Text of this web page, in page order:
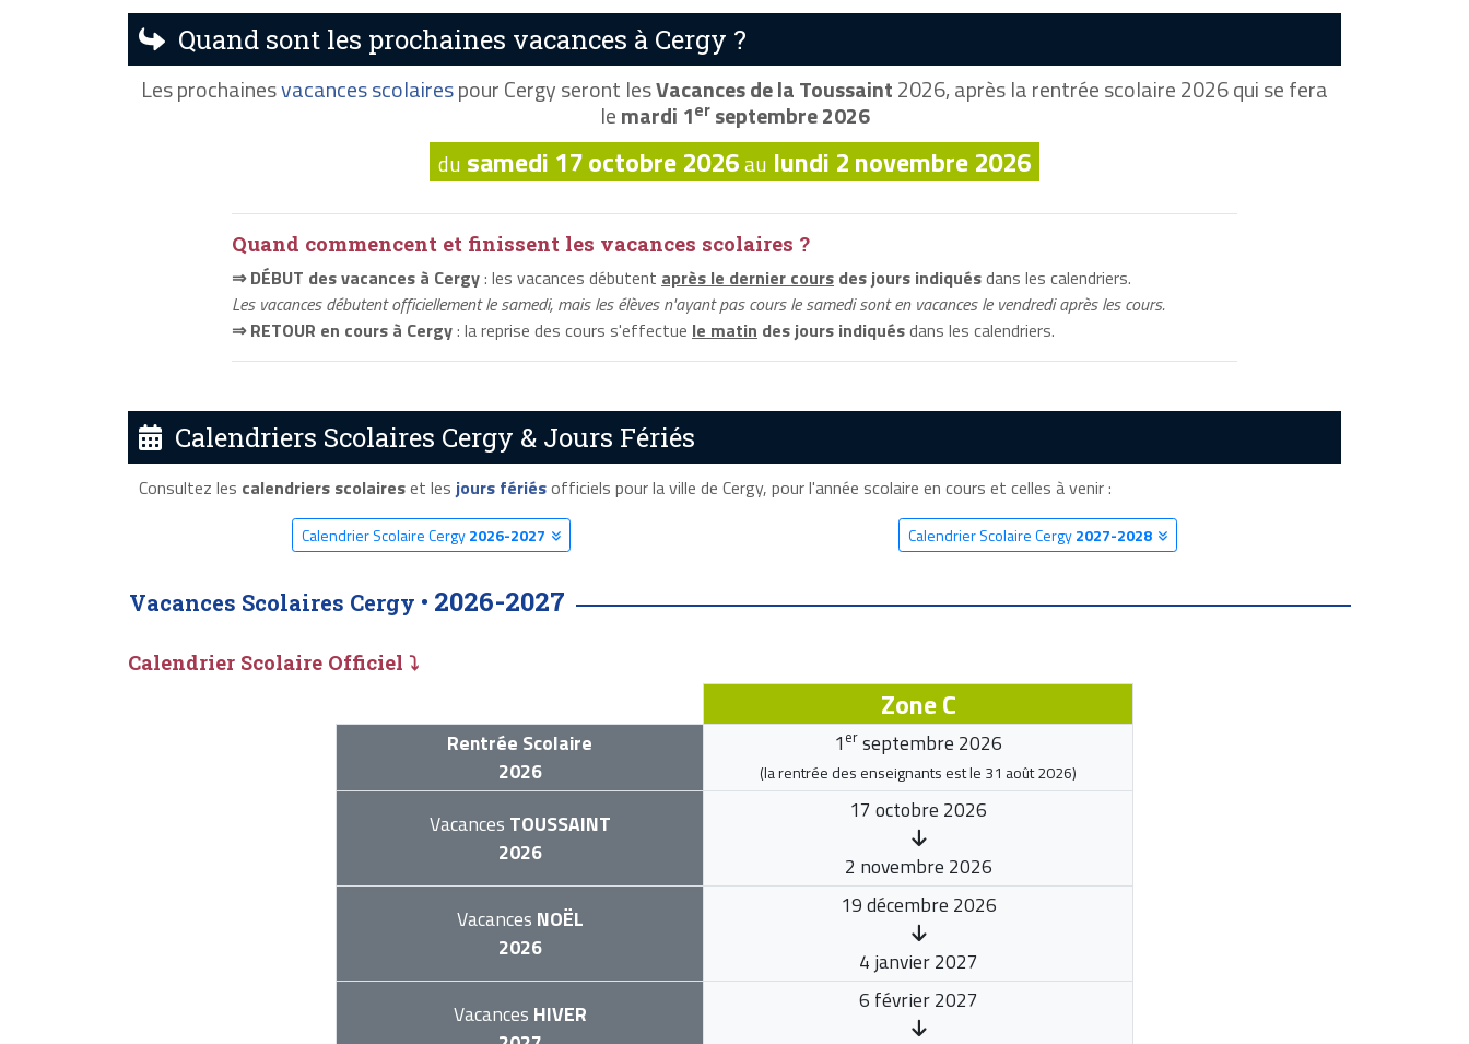
Quand sont les prochaines vacances à Cergy ?
Les prochainesvacances scolairespour Cergy seront lesVacances de la Toussaint2026, après la rentrée scolaire 2026 qui se fera
lemardi 1erseptembre 2026
du samedi 17 octobre 2026au lundi 2 novembre 2026
Quand commencent et finissent les vacances scolaires ?
⇒ DÉBUT des vacances à Cergy: les vacances débutent après le dernier cours des jours indiquésdans les calendriers.
Les vacances débutent officiellement le samedi, mais les élèves n'ayant pas cours le samedi sont en vacances le vendredi après les cours.
⇒ RETOUR en cours à Cergy: la reprise des cours s'effectue le matin des jours indiquésdans les calendriers.
Calendriers Scolaires Cergy & Jours Fériés
Consultez les calendriers scolaireset les jours fériésofficiels pour la ville de Cergy, pour l'année scolaire en cours et celles à venir :
Calendrier Scolaire Cergy2026-2027 Calendrier Scolaire Cergy2027-2028
Vacances Scolaires Cergy • 2026-2027
Calendrier Scolaire Officiel ⤵
Zone C
Rentrée Scolaire
2026
1 er septembre 2026
(la rentrée des enseignants est le 31 août 2026)
Vacances TOUSSAINT
2026
17 octobre 2026
2 novembre 2026
Vacances NOËL
2026
19 décembre 2026
4 janvier 2027
Vacances HIVER
6 février 2027